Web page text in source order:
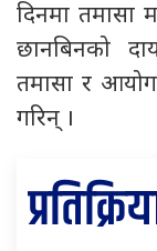
दिनमा तमासा
छानबिनको
तमासा र
गरिन् ।